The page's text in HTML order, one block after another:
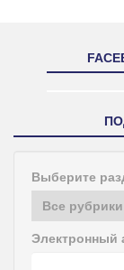
Выберите
Электронный